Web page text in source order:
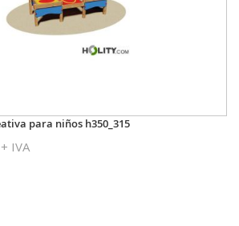
para niños h350_315
+ IVA